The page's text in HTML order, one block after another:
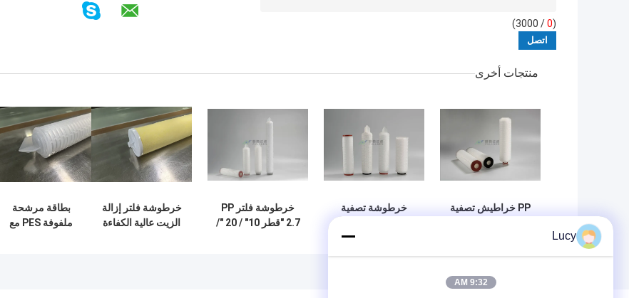
(
0
/ 3000)
منتجات أخرى
PP خراطيش تصفية
خرطوشة تصفية
خرطوشة فلتر PP
2.7 "قطر 10" / 20 "/
خرطوشة فلتر إزالة
الزيت عالية الكفاءة
بطاقة مرشحة
ملفوفة PES مع
Lucy
9:32 AM